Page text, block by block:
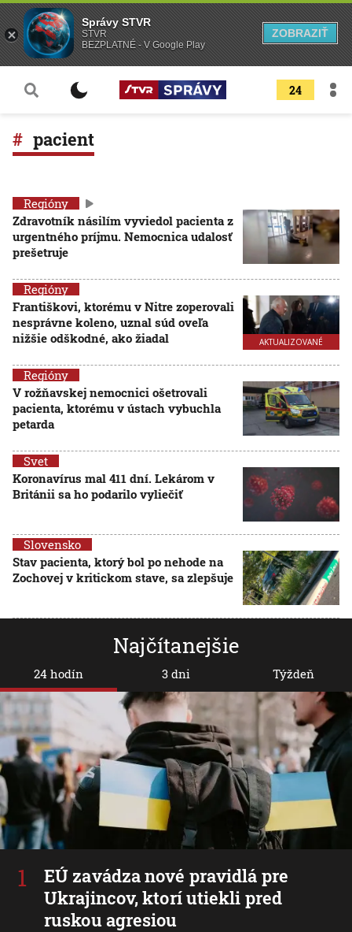
24
pacient
Regióny
Zdravotník násilím vyviedol pacienta z
urgentného príjmu. Nemocnica udalosť
prešetruje
AKTUALIZOVANÉ
Regióny
Františkovi, ktorému v Nitre zoperovali
nesprávne koleno, uznal súd oveľa
nižšie odškodné, ako žiadal
Regióny
V rožňavskej nemocnici ošetrovali
pacienta, ktorému v ústach vybuchla
petarda
Svet
Koronavírus mal 411 dní. Lekárom v
Británii sa ho podarilo vyliečiť
Slovensko
Stav pacienta, ktorý bol po nehode na
Zochovej v kritickom stave, sa zlepšuje
Najčítanejšie
24 hodín
EÚ zavádza nové pravidlá pre
Ukrajincov, ktorí utiekli pred
ruskou agresiou
3 dni Týždeň
Správy STVR
STVR
BEZPLATNÉ - V Google Play
ZOBRAZIŤ